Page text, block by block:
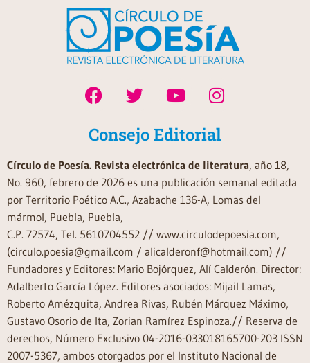
Consejo Editorial
Círculo de Poesía. Revista electrónica de literatura, año 18,
No. 960, febrero de 2026 es una publicación semanal editada
por Territorio Poético A.C., Azabache 136-A, Lomas del
mármol, Puebla, Puebla,
C.P. 72574, Tel. 5610704552 // www.circulodepoesia.com,
(circulo.poesia@gmail.com / alicalderonf@hotmail.com) //
Fundadores y Editores: Mario Bojórquez, Alí Calderón. Director:
Adalberto García López. Editores asociados: Mijail Lamas,
Roberto Amézquita, Andrea Rivas, Rubén Márquez Máximo,
Gustavo Osorio de Ita, Zorian Ramírez Espinoza.// Reserva de
derechos, Número Exclusivo 04-2016-033018165700-203 ISSN
2007-5367, ambos otorgados por el Instituto Nacional de